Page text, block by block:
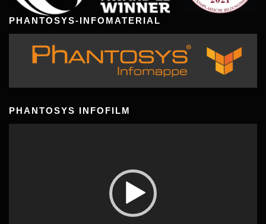
PHANTOSYS-INFOMATERIAL
PHANTOSYS INFOFILM